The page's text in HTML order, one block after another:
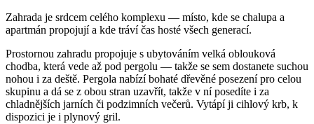
Zahrada je srdcem celého komplexu — místo, kde se chalupa a
apartmán propojují a kde tráví čas hosté všech generací.
Prostornou zahradu propojuje s ubytováním velká oblouková
chodba, která vede až pod pergolu — takže se sem dostanete suchou
nohou i za deště. Pergola nabízí bohaté dřevěné posezení pro celou
skupinu a dá se z obou stran uzavřít, takže v ní posedíte i za
chladnějších jarních či podzimních večerů. Vytápí ji cihlový krb, k
dispozici je i plynový gril.